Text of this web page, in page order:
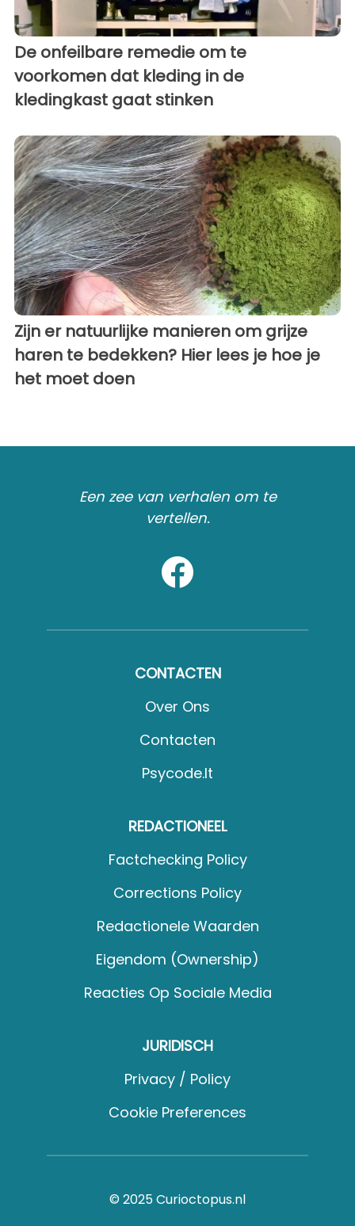
De onfeilbare remedie om te
voorkomen dat kleding in de
kledingkast gaat stinken
Zijn er natuurlijke manieren om grijze
haren te bedekken? Hier lees je hoe je
het moet doen
Een zee van verhalen om te
vertellen.
CONTACTEN
Over Ons
Contacten
Psycode.it
REDACTIONEEL
Factchecking Policy
Corrections Policy
Redactionele Waarden
Eigendom (Ownership)
Reacties Op Sociale Media
JURIDISCH
Privacy / Policy
Cookie Preferences
© 2025 Curioctopus.nl